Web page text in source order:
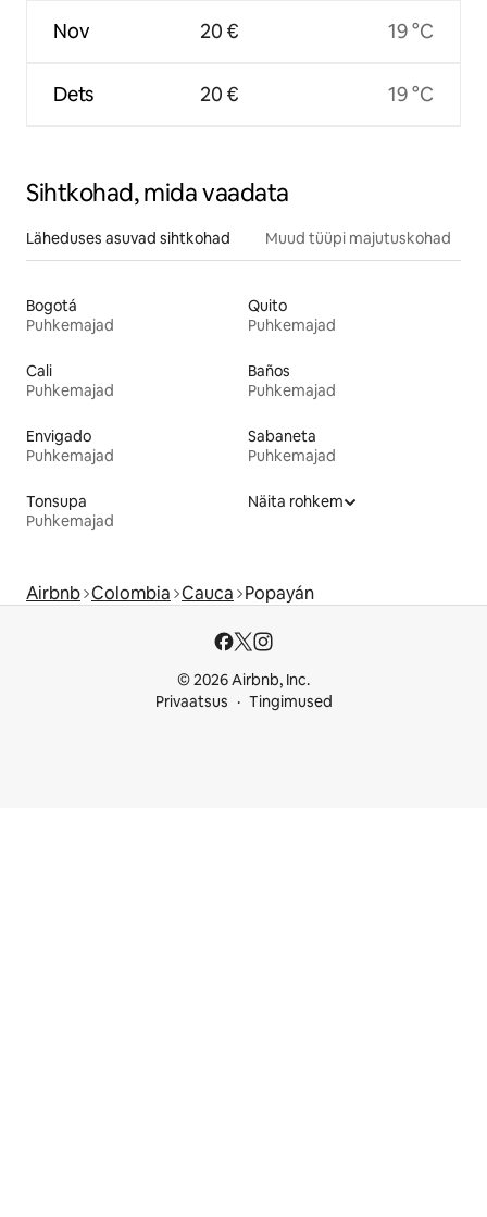
Nov
Dets
20 €
20 €
19 °C
19 °C
Sihtkohad, mida vaadata
Läheduses asuvad sihtkohad Muud tüüpi majutuskohad
Bogotá
Puhkemajad
Quito
Puhkemajad
Cali
Puhkemajad
Baños
Puhkemajad
Envigado
Puhkemajad
Sabaneta
Puhkemajad
Tonsupa
Puhkemajad
Näita rohkem
Airbnb Colombia Cauca Popayán
© 2026 Airbnb, Inc.
Privaatsus
Tingimused